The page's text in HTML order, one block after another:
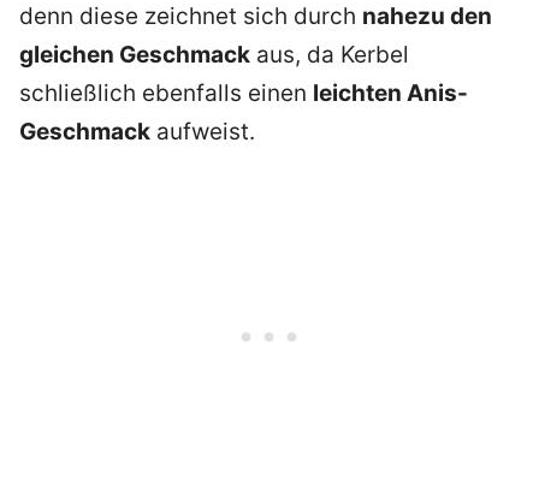
denn diese zeichnet sich durch nahezu den
gleichen Geschmack aus, da Kerbel
schließlich ebenfalls einen leichten Anis-
Geschmack aufweist.